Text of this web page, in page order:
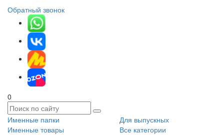
Обратный звонок
0
Именные папки
Для выпускных
Именные товары
Все категории